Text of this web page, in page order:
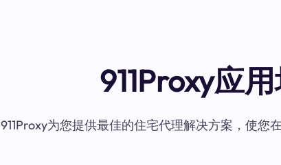
911Proxy应
911Proxy为您提供最佳的住宅代理解决方案，使您